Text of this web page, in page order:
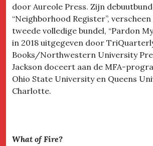
door Aureole Press. Zijn
“Neighborhood Register”, verscheen
tweede volledige bundel, “Pardon
in 2018 uitgegeven door
Books/Northwestern University
Jackson doceert aan de MFA-
Ohio State University en Queens
Charlotte.
What of Fire?